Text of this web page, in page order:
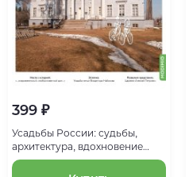
399 ₽
Усадьбы России: судьбы,
архитектура, вдохновение
№30, Усадьба Рождествено